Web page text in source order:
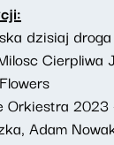
dzisiaj droga
Cierpliwa
Orkiestra
Adam